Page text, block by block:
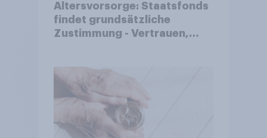
Altersvorsorge: Staatsfonds
findet grundsätzliche
Zustimmung - Vertrauen,
Akzeptanz